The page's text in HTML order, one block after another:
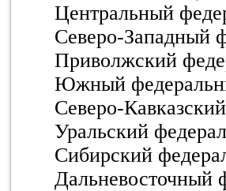
Центральный
Северо-Западный
Приволжский
Южный
Северо-
Уральский
Сибирский
Дальневосточный